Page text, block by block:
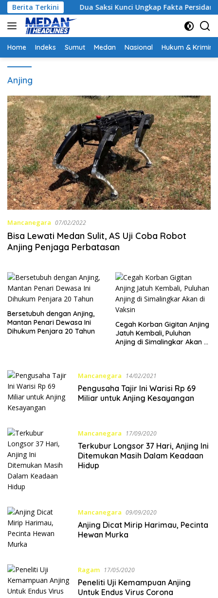
Langsung
ke
konten
Berita TerkiniDua Saksi Kunci Ungkap Fakta Persidangan Yang
Home Indeks Sumut Medan Nasional Hukum &
Anjing
Mancanegara 07/02/2022
Bisa Lewati Medan Sulit, AS Uji Coba Robot
Anjing Penjaga Perbatasan
Bersetubuh dengan Anjing,
Mantan Penari Dewasa Ini
Dihukum Penjara 20 Tahun
Cegah Korban Gigitan Anjing
Jatuh Kembali, Puluhan
Anjing di Simalingkar Akan di
Mancanegara 14/02/2021
Pengusaha Tajir Ini Warisi Rp 69
Miliar untuk Anjing Kesayangan
Mancanegara 17/09/2020
Terkubur Longsor 37 Hari, Anjing Ini
Ditemukan Masih Dalam Keadaan
Hidup
Mancanegara 09/09/2020
Anjing Dicat Mirip Harimau, Pecinta
Hewan Murka
Ragam 17/05/2020
Peneliti Uji Kemampuan Anjing
Untuk Endus Virus Corona